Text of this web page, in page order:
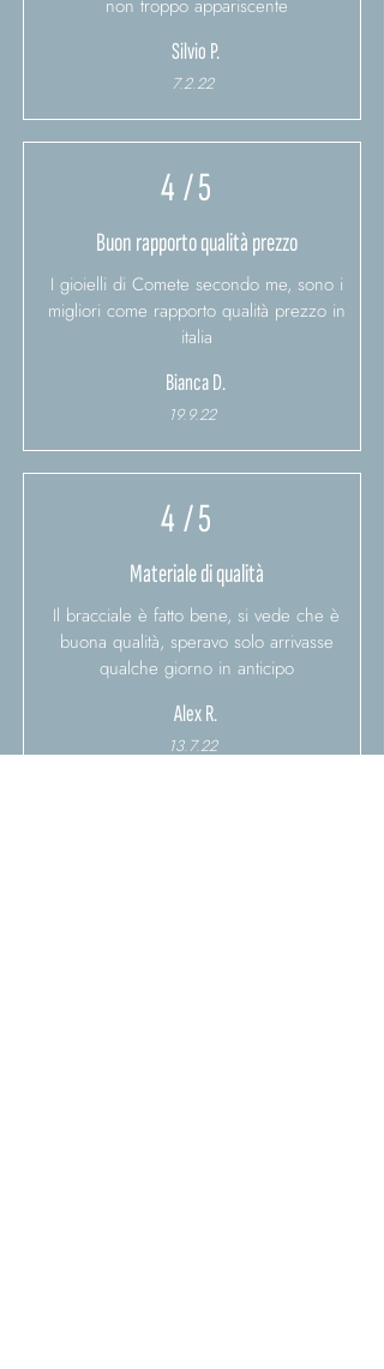
non troppo appariscente
Silvio P.
7.2.22
4/ 5
Buon rapporto qualità prezzo
I gioielli di Comete secondo me, sono i
migliori come rapporto qualità prezzo in
italia
Bianca D.
19.9.22
4/ 5
Materiale di qualità
Il bracciale è fatto bene, si vede che è
buona qualità, speravo solo arrivasse
qualche giorno in anticipo
Alex R.
13.7.22